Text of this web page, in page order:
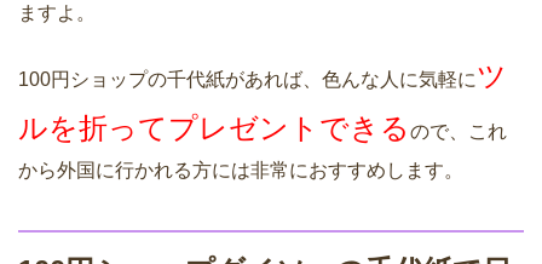
ますよ。
100円ショップの千代紙があれば、色んな人に気軽にツ
ルを折ってプレゼントできる ので、これ
から外国に行かれる方には非常におすすめします。